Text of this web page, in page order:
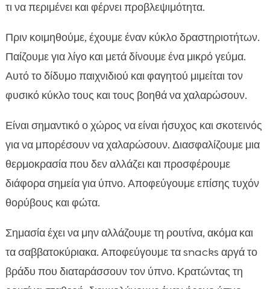
τι να περιμένει και φέρνει προβλεψιμότητα.
Πριν κοιμηθούμε, έχουμε έναν κύκλο δραστηριοτήτων.
Παίζουμε για λίγο και μετά δίνουμε ένα μικρό γεύμα.
Αυτό το δίδυμο παιχνιδιού και φαγητού μιμείται τον
φυσικό κύκλο τους και τους βοηθά να χαλαρώσουν.
Είναι σημαντικό ο χώρος να είναι ήσυχος και σκοτεινός
για να μπορέσουν να χαλαρώσουν. Διασφαλίζουμε μια
θερμοκρασία που δεν αλλάζει και προσφέρουμε
διάφορα σημεία για ύπνο. Αποφεύγουμε επίσης τυχόν
θορύβους και φώτα.
Σημασία έχει να μην αλλάζουμε τη ρουτίνα, ακόμα και
τα σαββατοκύριακα. Αποφεύγουμε τα snacks αργά το
βράδυ που διαταράσσουν τον ύπνο. Κρατώντας τη